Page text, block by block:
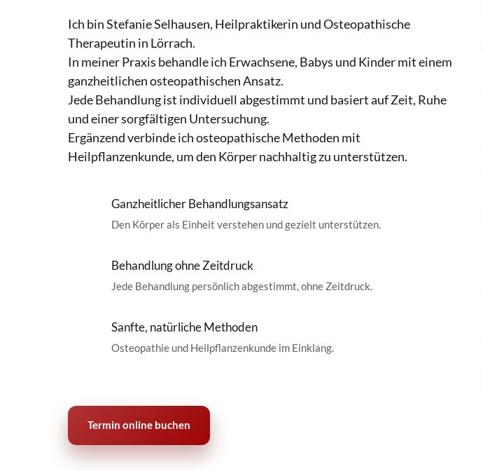
Ich bin Stefanie Selhausen, Heilpraktikerin und Osteopathische
Therapeutin in Lörrach.
In meiner Praxis behandle ich Erwachsene, Babys und Kinder mit einem
ganzheitlichen osteopathischen Ansatz.
Jede Behandlung ist individuell abgestimmt und basiert auf Zeit, Ruhe
und einer sorgfältigen Untersuchung.
Ergänzend verbinde ich osteopathische Methoden mit
Heilpflanzenkunde, um den Körper nachhaltig zu unterstützen.
Ganzheitlicher Behandlungsansatz
Den Körper als Einheit verstehen und gezielt unterstützen.
Behandlung ohne Zeitdruck
Jede Behandlung persönlich abgestimmt, ohne Zeitdruck.
Sanfte, natürliche Methoden
Osteopathie und Heilpflanzenkunde im Einklang.
Termin online buchen